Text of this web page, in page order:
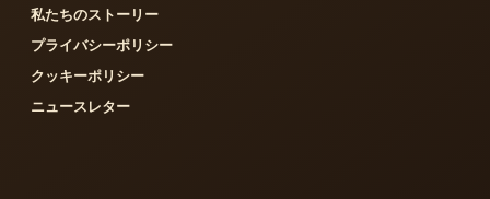
私たちのストーリー
プライバシーポリシー
クッキーポリシー
ニュースレター